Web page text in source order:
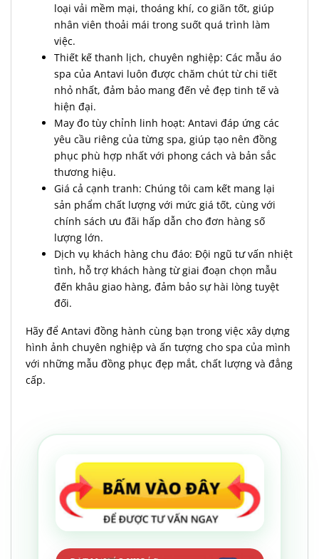
loại vải mềm mại, thoáng khí, co giãn tốt, giúp
nhân viên thoải mái trong suốt quá trình làm
việc.
Thiết kế thanh lịch, chuyên nghiệp: Các mẫu áo
spa của Antavi luôn được chăm chút từ chi tiết
nhỏ nhất, đảm bảo mang đến vẻ đẹp tinh tế và
hiện đại.
May đo tùy chỉnh linh hoạt: Antavi đáp ứng các
yêu cầu riêng của từng spa, giúp tạo nên đồng
phục phù hợp nhất với phong cách và bản sắc
thương hiệu.
Giá cả cạnh tranh: Chúng tôi cam kết mang lại
sản phẩm chất lượng với mức giá tốt, cùng với
chính sách ưu đãi hấp dẫn cho đơn hàng số
lượng lớn.
Dịch vụ khách hàng chu đáo: Đội ngũ tư vấn nhiệt
tình, hỗ trợ khách hàng từ giai đoạn chọn mẫu
đến khâu giao hàng, đảm bảo sự hài lòng tuyệt
đối.
Hãy để Antavi đồng hành cùng bạn trong việc xây dựng
hình ảnh chuyên nghiệp và ấn tượng cho spa của mình
với những mẫu đồng phục đẹp mắt, chất lượng và đẳng
cấp.